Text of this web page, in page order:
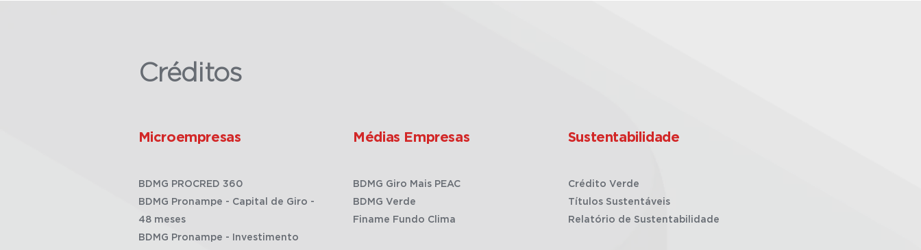
Créditos
Microempresas
BDMG PROCRED 360
BDMG Pronampe - Capital de Giro -
48 meses
BDMG Pronampe - Investimento
Médias Empresas
BDMG Giro Mais PEAC
BDMG Verde
Finame Fundo Clima
Sustentabilidade
Crédito Verde
Títulos Sustentáveis
Relatório de Sustentabilidade